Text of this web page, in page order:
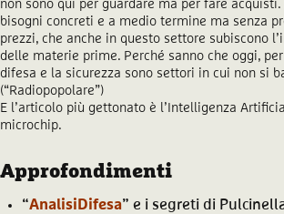
non sono qui per guardare ma per fare
bisogni concreti e a medio termine ma senza
prezzi, che anche in questo settore subiscono
delle materie prime. Perché sanno che oggi,
difesa e la sicurezza sono settori in cui non si
(“Radiopopolare”)
E l’articolo più gettonato è l’Intelligenza
microchip.
Approfondimenti
“AnalisiDifesa” e i segreti di